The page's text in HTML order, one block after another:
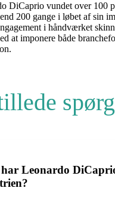
DiCaprio vundet over 100
200 gange i løbet af sin
i håndværket
at imponere både
Leonardo